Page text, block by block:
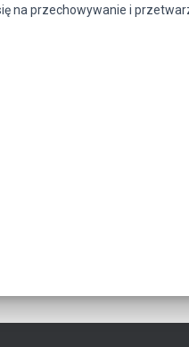
na przechowywanie i